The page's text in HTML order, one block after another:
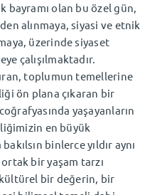
bayramı olan bu özel gün,
alınmaya, siyasi ve etnik
üzerinde siyaset
çalışılmaktadır.
toplumun temellerine
ön plana çıkaran bir
yaşayanların
en büyük
binlerce yıldır aynı
bir yaşam tarzı
bir değerin, bir